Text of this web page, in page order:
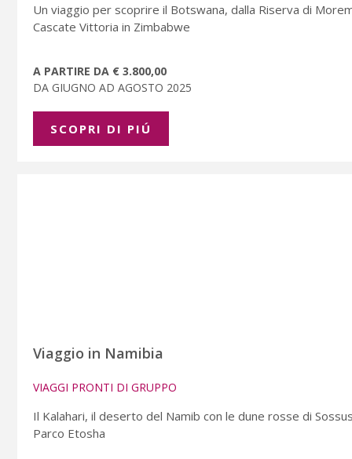
Un viaggio per scoprire il Botswana, dalla Riserva di
Cascate Vittoria in Zimbabwe
A PARTIRE DA € 3.800,00
DA GIUGNO AD AGOSTO 2025
SCOPRI DI PIÚ
Viaggio in Namibia
VIAGGI PRONTI DI GRUPPO
Il Kalahari, il deserto del Namib con le dune rosse di
Parco Etosha